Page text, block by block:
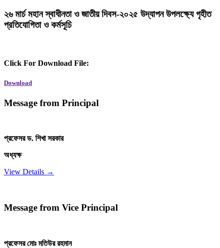
২৬ মার্চ মহান স্বাধীনতা ও জাতীয় দিবস-২০২৫ উদ্যাপন উপলক্ষ্যে গৃহীত
প্রতিযোগিতা ও কর্মসূচি
Click For Download File:
Download
Message from Principal
প্রফেসর ড. শিখা সরকার
অধ্যক্ষ
View Details →
Message from Vice Principal
প্রফেসর মোঃ মতিউর রহমান